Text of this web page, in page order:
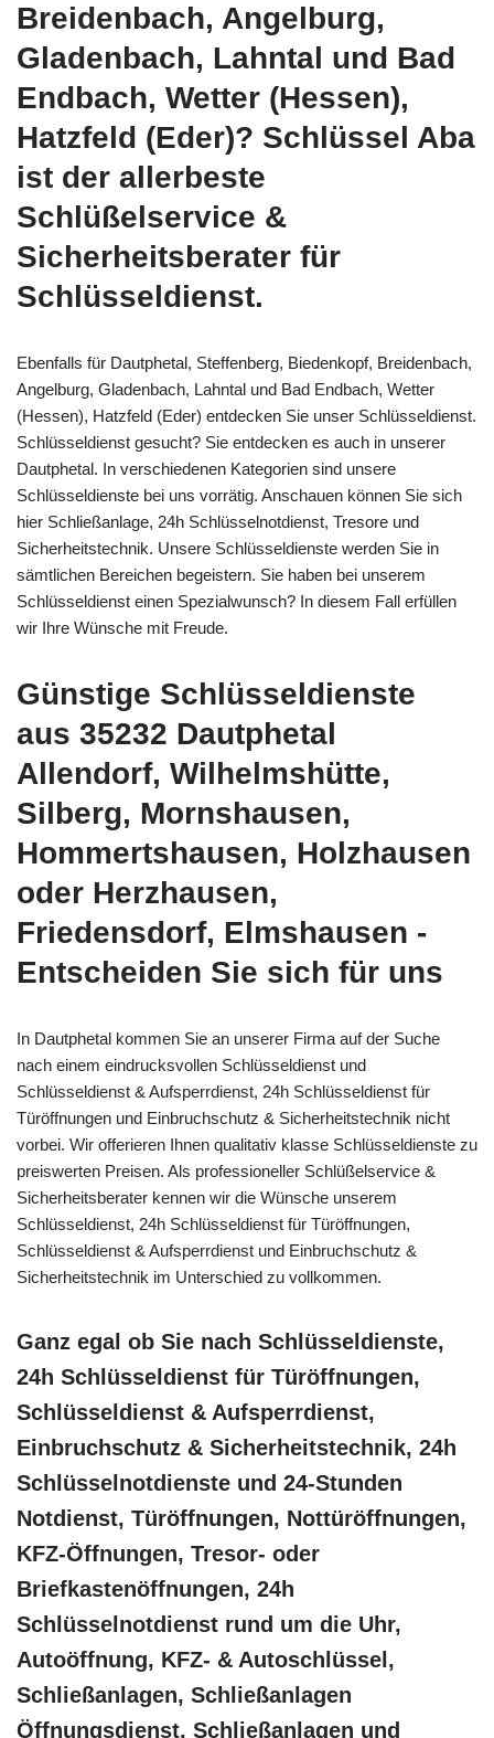
Breidenbach, Angelburg,
Gladenbach, Lahntal und Bad
Endbach, Wetter (Hessen),
Hatzfeld (Eder)? Schlüssel Aba
ist der allerbeste
Schlüßelservice &
Sicherheitsberater für
Schlüsseldienst.
Ebenfalls für Dautphetal, Steffenberg, Biedenkopf, Breidenbach,
Angelburg, Gladenbach, Lahntal und Bad Endbach, Wetter
(Hessen), Hatzfeld (Eder) entdecken Sie unser Schlüsseldienst.
Schlüsseldienst gesucht? Sie entdecken es auch in unserer
Dautphetal. In verschiedenen Kategorien sind unsere
Schlüsseldienste bei uns vorrätig. Anschauen können Sie sich
hier Schließanlage, 24h Schlüsselnotdienst, Tresore und
Sicherheitstechnik. Unsere Schlüsseldienste werden Sie in
sämtlichen Bereichen begeistern. Sie haben bei unserem
Schlüsseldienst einen Spezialwunsch? In diesem Fall erfüllen
wir Ihre Wünsche mit Freude.
Günstige Schlüsseldienste
aus 35232 Dautphetal
Allendorf, Wilhelmshütte,
Silberg, Mornshausen,
Hommertshausen, Holzhausen
oder Herzhausen,
Friedensdorf, Elmshausen -
Entscheiden Sie sich für uns
In Dautphetal kommen Sie an unserer Firma auf der Suche
nach einem eindrucksvollen Schlüsseldienst und
Schlüsseldienst & Aufsperrdienst, 24h Schlüsseldienst für
Türöffnungen und Einbruchschutz & Sicherheitstechnik nicht
vorbei. Wir offerieren Ihnen qualitativ klasse Schlüsseldienste zu
preiswerten Preisen. Als professioneller Schlüßelservice &
Sicherheitsberater kennen wir die Wünsche unserem
Schlüsseldienst, 24h Schlüsseldienst für Türöffnungen,
Schlüsseldienst & Aufsperrdienst und Einbruchschutz &
Sicherheitstechnik im Unterschied zu vollkommen.
Ganz egal ob Sie nach Schlüsseldienste,
24h Schlüsseldienst für Türöffnungen,
Schlüsseldienst & Aufsperrdienst,
Einbruchschutz & Sicherheitstechnik, 24h
Schlüsselnotdienste und 24-Stunden
Notdienst, Türöffnungen, Nottüröffnungen,
KFZ-Öffnungen, Tresor- oder
Briefkastenöffnungen, 24h
Schlüsselnotdienst rund um die Uhr,
Autoöffnung, KFZ- & Autoschlüssel,
Schließanlagen, Schließanlagen
Öffnungsdienst, Schließanlagen und